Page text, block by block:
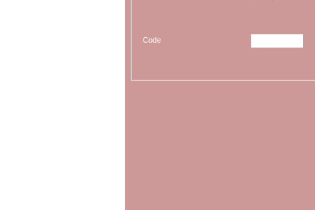
Code